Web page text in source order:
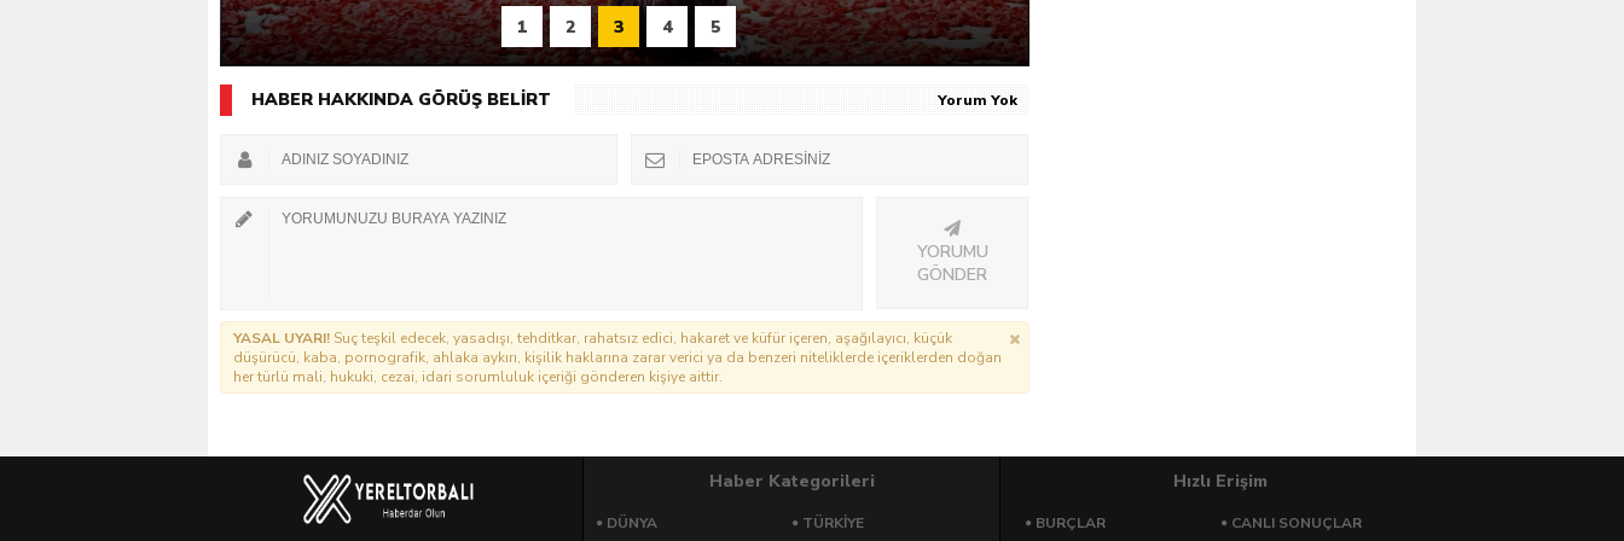
1 2 3 4 5
HABER HAKKINDA GÖRÜŞ BELİRT Yorum Yok
YORUMU
GÖNDER
YASAL UYARI! Suç teşkil edecek, yasadışı, tehditkar, rahatsız edici, hakaret ve küfür içeren, aşağılayıcı, küçük
düşürücü, kaba, pornografik, ahlaka aykırı, kişilik haklarına zarar verici ya da benzeri niteliklerde içeriklerden doğan
her türlü mali, hukuki, cezai, idari sorumluluk içeriği gönderen kişiye aittir.
Haber Kategorileri
DÜNYA TÜRKIYE
Hızlı Erişim
BURÇLAR CANLI SONUÇLAR